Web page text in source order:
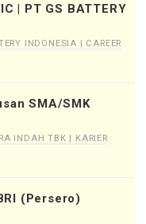
| PT GS BATTERY
INDONESIA | CAREER
SMA/SMK
INDAH TBK | KARIER
(Persero)